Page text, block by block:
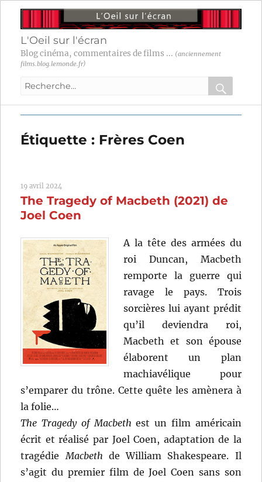
L'Oeil sur l'écran
Blog cinéma, commentaires de films ... (anciennement
films.blog.lemonde.fr)
Recherche
:
OK
Étiquette : Frères Coen
19 avril 2024
The Tragedy of Macbeth (2021) de
Joel Coen
A la tête des armées du
roi Duncan, Macbeth
remporte la guerre qui
ravage le pays. Trois
sorcières lui ayant prédit
qu’il deviendra roi,
Macbeth et son épouse
élaborent un plan
machiavélique pour
s’emparer du trône. Cette quête les amènera à
la folie…
The Tragedy of Macbeth est un film américain
écrit et réalisé par Joel Coen, adaptation de la
tragédieMacbeth de William Shakespeare. Il
s’agit du premier film de Joel Coen sans son